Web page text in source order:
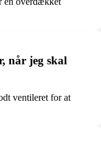
når jeg skal
ventileret for at